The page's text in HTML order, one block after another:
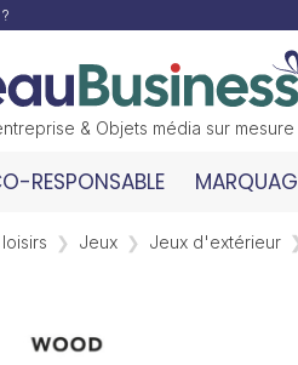
& Objets média sur mesure
RESPONSABLE
Jeux Jeux d'extérieur